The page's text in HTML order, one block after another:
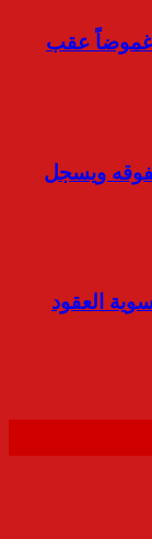
غموضاً عقب
ويسجل
العقود